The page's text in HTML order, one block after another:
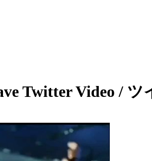
Twitter Video /